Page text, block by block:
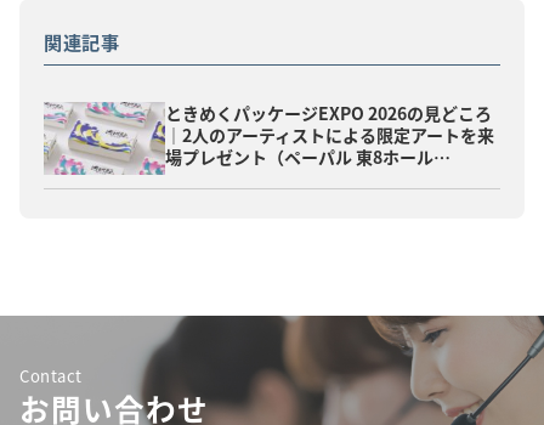
関連記事
ときめくパッケージEXPO 2026の見どころ
｜2人のアーティストによる限定アートを来
場プレゼント（ペーパル 東8ホール…
Contact
お問い合わせ